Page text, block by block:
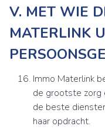
V. MET WIE
MATERLINK
Immo Materlink
de grootste zorg
de beste
haar opdracht.